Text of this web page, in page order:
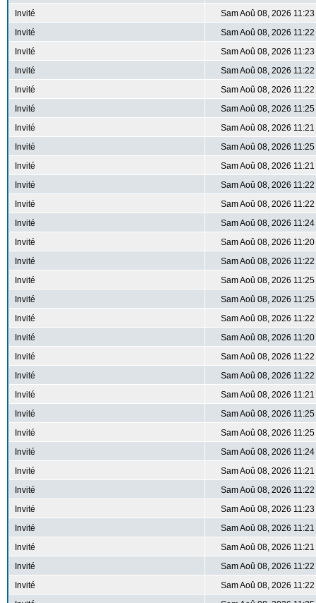
Invité
Sam Aoû 08, 2026
Invité
Sam Aoû 08, 2026
Invité
Sam Aoû 08, 2026
Invité
Sam Aoû 08, 2026
Invité
Sam Aoû 08, 2026
Invité
Sam Aoû 08, 2026
Invité
Sam Aoû 08, 2026
Invité
Sam Aoû 08, 2026
Invité
Sam Aoû 08, 2026
Invité
Sam Aoû 08, 2026
Invité
Sam Aoû 08, 2026
Invité
Sam Aoû 08, 2026
Invité
Sam Aoû 08, 2026
Invité
Sam Aoû 08, 2026
Invité
Sam Aoû 08, 2026
Invité
Sam Aoû 08, 2026
Invité
Sam Aoû 08, 2026
Invité
Sam Aoû 08, 2026
Invité
Sam Aoû 08, 2026
Invité
Sam Aoû 08, 2026
Invité
Sam Aoû 08, 2026
Invité
Sam Aoû 08, 2026
Invité
Sam Aoû 08, 2026
Invité
Sam Aoû 08, 2026
Invité
Sam Aoû 08, 2026
Invité
Sam Aoû 08, 2026
Invité
Sam Aoû 08, 2026
Invité
Sam Aoû 08, 2026
Invité
Sam Aoû 08, 2026
Invité
Sam Aoû 08, 2026
Invité
Sam Aoû 08, 2026